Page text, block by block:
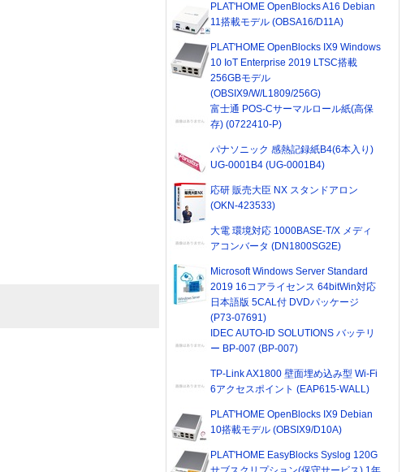
PLAT'HOME OpenBlocks A16 Debian
11搭載モデル (OBSA16/D11A)
PLAT'HOME OpenBlocks IX9 Windows
10 IoT Enterprise 2019 LTSC搭載
256GBモデル
(OBSIX9/W/L1809/256G)
富士通 POS-Cサーマルロール紙(高保
存) (0722410-P)
パナソニック 感熱記録紙B4(6本入り)
UG-0001B4 (UG-0001B4)
応研 販売大臣 NX スタンドアロン
(OKN-423533)
大電 環境対応 1000BASE-T/X メディ
アコンバータ (DN1800SG2E)
Microsoft Windows Server Standard
2019 16コアライセンス 64bitWin対応
日本語版 5CAL付 DVDパッケージ
(P73-07691)
IDEC AUTO-ID SOLUTIONS バッテリ
ー BP-007 (BP-007)
TP-Link AX1800 壁面埋め込み型 Wi-Fi
6アクセスポイント (EAP615-WALL)
PLAT'HOME OpenBlocks IX9 Debian
10搭載モデル (OBSIX9/D10A)
PLAT'HOME EasyBlocks Syslog 120G